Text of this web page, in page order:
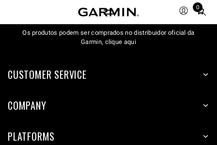
0
Total
items
in
Os produtos podem ser comprados no distribuidor oficial da
Garmin, clique aqui
CUSTOMER SERVICE
COMPANY
PLATFORMS